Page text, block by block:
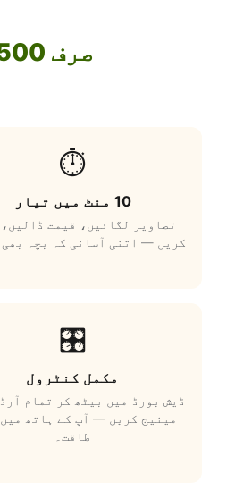
صرف 1500 روپے میں اپنا فوڈ بزنس آن لائن لے جائیں
⏱️
10 منٹ میں تیار
تصاویر لگائیں، قیمت
کریں — اتنی آسانی کہ بچہ
🎛️
مکمل کنٹرول
ڈیش بورڈ میں بیٹھ کر تمام
مینیج کریں — آپ کے ہاتھ
طاقت۔